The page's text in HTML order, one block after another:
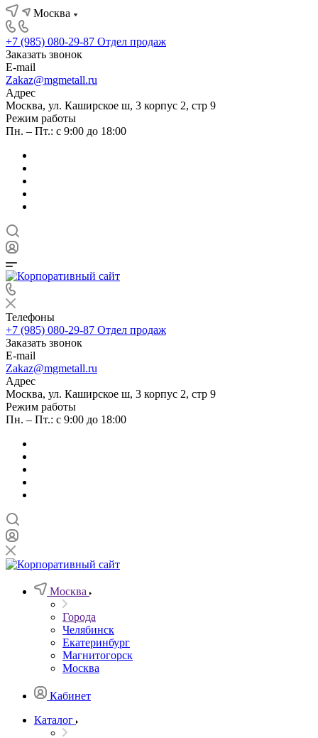
Москва
+7 (985) 080-29-87 Отдел продаж
Заказать звонок
E-mail
Zakaz@mgmetall.ru
Адрес
Москва, ул. Каширское ш, 3 корпус 2, стр 9
Режим работы
Пн. – Пт.: с 9:00 до 18:00
Телефоны
+7 (985) 080-29-87 Отдел продаж
Заказать звонок
E-mail
Zakaz@mgmetall.ru
Адрес
Москва, ул. Каширское ш, 3 корпус 2, стр 9
Режим работы
Пн. – Пт.: с 9:00 до 18:00
Москва
Города
Челябинск
Екатеринбург
Магнитогорск
Москва
Кабинет
Каталог